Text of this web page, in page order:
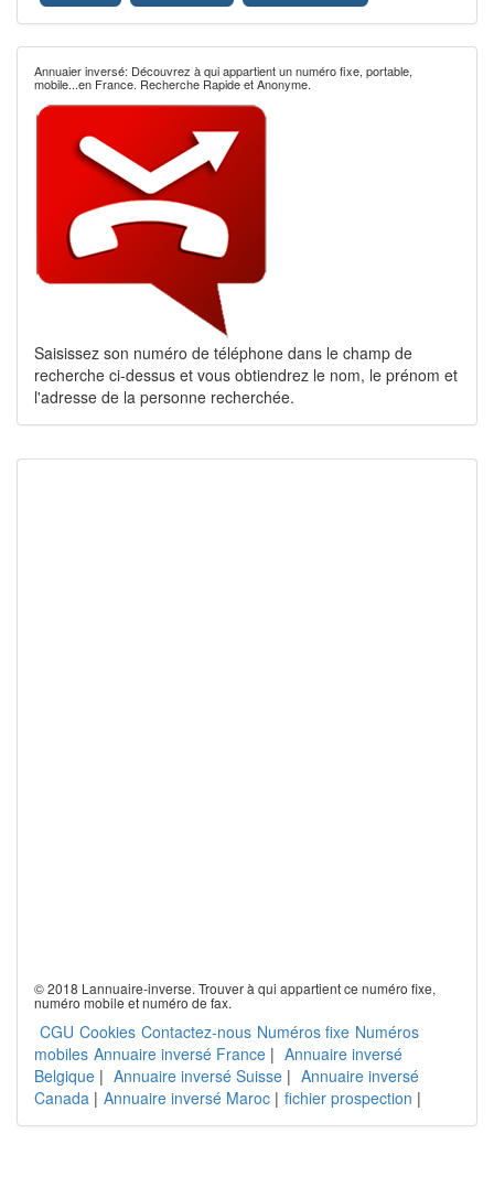
Annuaier inversé: Découvrez à qui appartient un numéro fixe, portable,
mobile...en France. Recherche Rapide et Anonyme.
Saisissez son numéro de téléphone dans le champ de
recherche ci-dessus et vous obtiendrez le nom, le prénom et
l'adresse de la personne recherchée.
© 2018 Lannuaire-inverse. Trouver à qui appartient ce numéro fixe,
numéro mobile et numéro de fax.
CGU Cookies Contactez-nous Numéros fixe Numéros
mobiles Annuaire inversé France | Annuaire inversé
Belgique | Annuaire inversé Suisse | Annuaire inversé
Canada | Annuaire inversé Maroc | fichier prospection |